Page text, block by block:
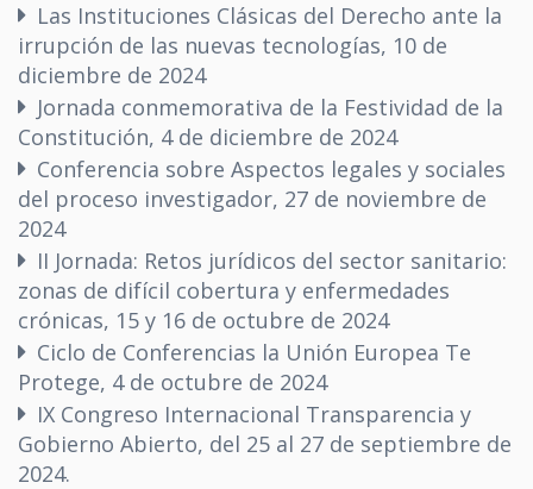
Las Instituciones Clásicas del Derecho ante la
irrupción de las nuevas tecnologías, 10 de
diciembre de 2024
Jornada conmemorativa de la Festividad de la
Constitución, 4 de diciembre de 2024
Conferencia sobre Aspectos legales y sociales
del proceso investigador, 27 de noviembre de
2024
II Jornada: Retos jurídicos del sector sanitario:
zonas de difícil cobertura y enfermedades
crónicas, 15 y 16 de octubre de 2024
Ciclo de Conferencias la Unión Europea Te
Protege, 4 de octubre de 2024
IX Congreso Internacional Transparencia y
Gobierno Abierto, del 25 al 27 de septiembre de
2024.